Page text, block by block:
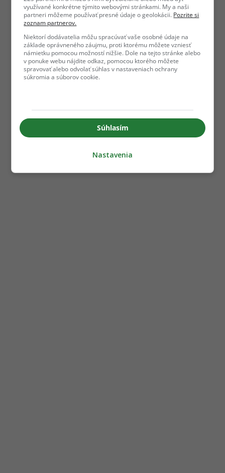
využívané konkrétne týmito webovými stránkami. My a naši
partneri môžeme používať presné údaje o geolokácii. Pozrite si
zoznam partnerov.
Niektorí dodávatelia môžu spracúvať vaše osobné údaje na
základe oprávneného záujmu, proti ktorému môžete vzniesť
námietku pomocou možností nižšie. Dole na tejto stránke alebo
v ponuke webu nájdite odkaz, pomocou ktorého môžete
spravovať alebo odvolať súhlas v nastaveniach ochrany
súkromia a súborov cookie.
Súhlasím
Nastavenia